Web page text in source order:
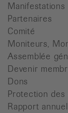
Manifestations
Partenaires
Comité
Moniteurs,
Assemblée
Devenir
Dons
Protection des
Rapport